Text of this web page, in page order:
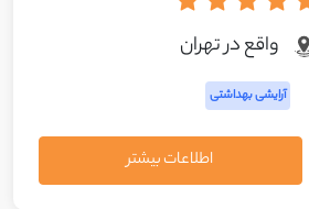
واقع در تهران
آرایشی بهداشتی
اطلاعات بیشتر